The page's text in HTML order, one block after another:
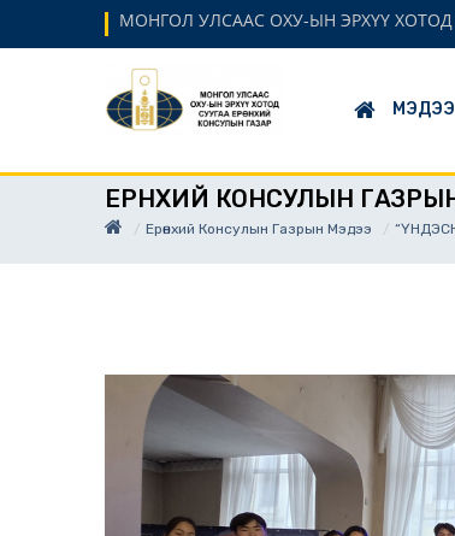
МОНГОЛ УЛСААС ОХУ-ЫН ЭРХҮҮ
МЭДЭЭ
ЕРӨНХИЙ КОНСУЛЫН
Ерөнхий Консулын Газрын Мэдээ